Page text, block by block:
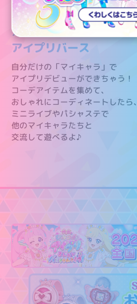
アミューズメントゲーム
アイプリバース
自分だけの「マイキャラ」で
アイプリデビューができちゃう！
コーデアイテムを集めて、
おしゃれにコーディネートしたら、
ミニライブやパシャステで
他のマイキャラたちと
交流して遊べるよ♪